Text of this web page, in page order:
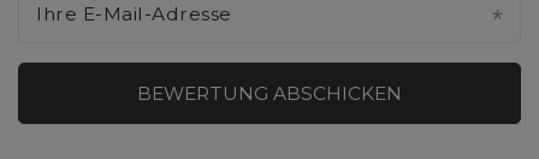
Ihre E-Mail-Adresse
BEWERTUNG ABSCHICKEN